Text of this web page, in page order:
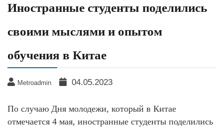
Иностранные студенты поделились
своими мыслями и опытом
обучения в Китае
Metroadmin 04.05.2023
По случаю Дня молодежи, который в Китае
отмечается 4 мая, иностранные студенты поделились